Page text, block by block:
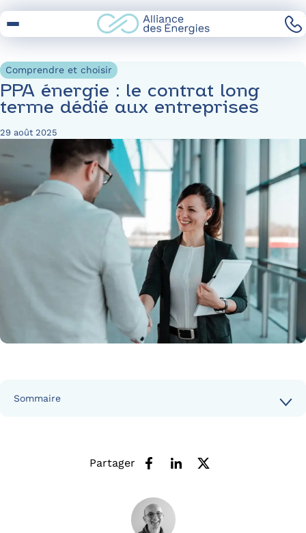
to
Comprendre et choisir
PPA énergie : le contrat long
terme dédié aux entreprises
29 août 2025
Sommaire
Partager